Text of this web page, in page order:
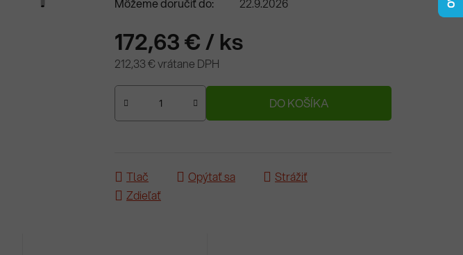
Môžeme doručiť do:
22.9.2026
172,63 €/ ks
212,33 € vrátane DPH
Jednotková cena:
DO KOŠÍKA
Tlač Opýtať sa
Strážiť
Zdieľať